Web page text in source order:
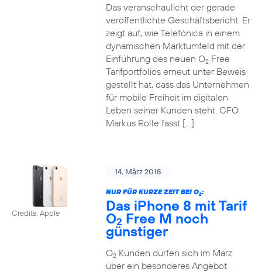
Das veranschaulicht der gerade
veröffentlichte Geschäftsbericht. Er
zeigt auf, wie Telefónica in einem
dynamischen Marktumfeld mit der
Einführung des neuen O2Free
Tarifportfolios erneut unter Beweis
gestellt hat, dass das Unternehmen
für mobile Freiheit im digitalen
Leben seiner Kunden steht. CFO
Markus Rolle fasst […]
Credits: Apple
14. März 2018
NUR FÜR KURZE ZEIT BEI O2:
Das iPhone 8 mit Tarif
O2 Free M noch
günstiger
O2Kunden dürfen sich im März
über ein besonderes Angebot